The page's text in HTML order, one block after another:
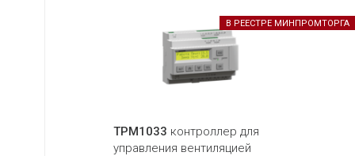
ТРМ1033 контроллер для
управления вентиляцией
В РЕЕСТРЕ МИНПРОМТОРГА